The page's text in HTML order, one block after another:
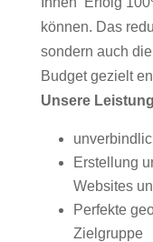
können. Das
sondern auch
Budget gezielt
Unsere
Erstellung
Websites
Perfekte
Zielgruppe